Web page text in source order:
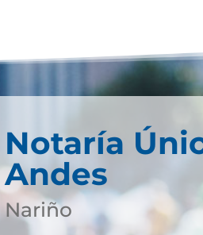
Notaría
Andes
Nariño